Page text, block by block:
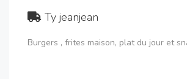
Ty jeanjean
Burgers , frites maison, plat du jour et